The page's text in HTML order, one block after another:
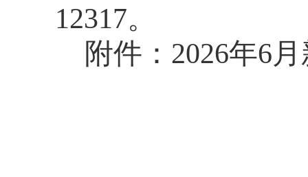
12317。
附件： 2026年6